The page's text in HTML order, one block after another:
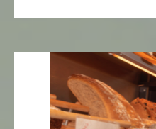
Bildergalerie überspringen